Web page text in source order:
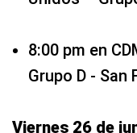
8:00 pm en
Grupo D - San
Viernes 26 de